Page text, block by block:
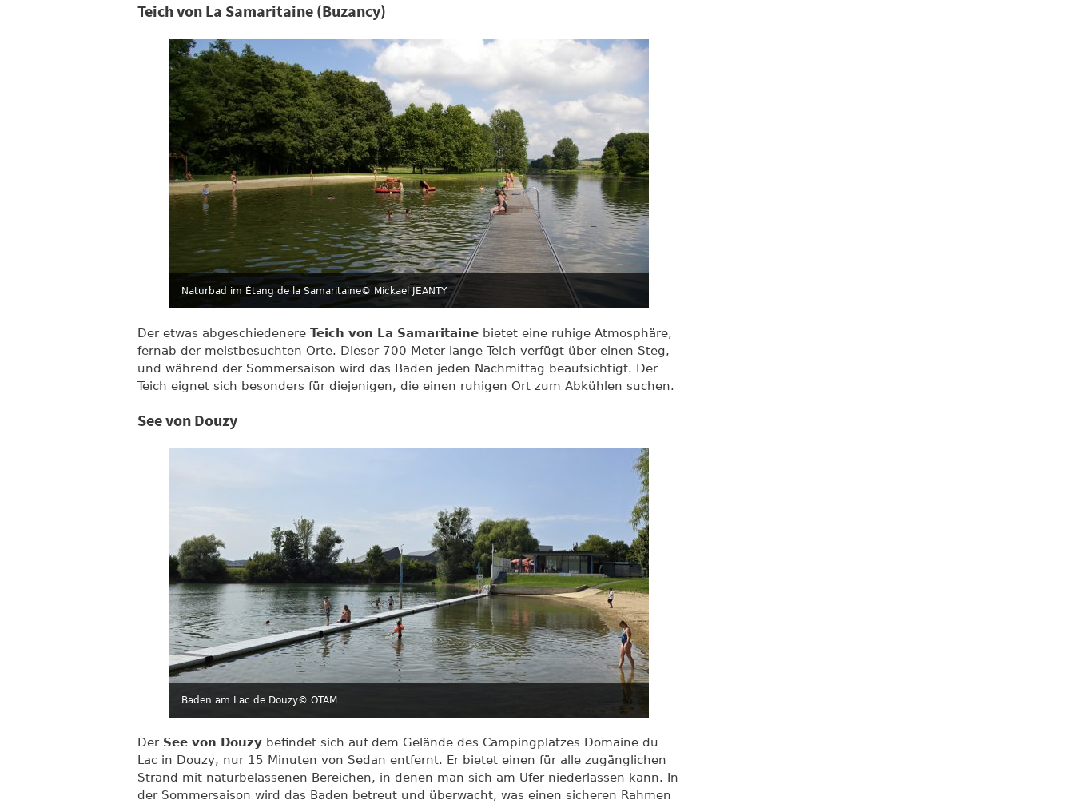
Teich von La Samaritaine (Buzancy)
Naturbad im Étang de la Samaritaine© Mickael JEANTY
Der etwas abgeschiedenere Teich von La Samaritaine bietet eine ruhige Atmosphäre,
fernab der meistbesuchten Orte. Dieser 700 Meter lange Teich verfügt über einen Steg,
und während der Sommersaison wird das Baden jeden Nachmittag beaufsichtigt. Der
Teich eignet sich besonders für diejenigen, die einen ruhigen Ort zum Abkühlen suchen.
See von Douzy
Baden am Lac de Douzy© OTAM
Der See von Douzy befindet sich auf dem Gelände des Campingplatzes Domaine du
Lac in Douzy, nur 15 Minuten von Sedan entfernt. Er bietet einen für alle zugänglichen
Strand mit naturbelassenen Bereichen, in denen man sich am Ufer niederlassen kann. In
der Sommersaison wird das Baden betreut und überwacht, was einen sicheren Rahmen